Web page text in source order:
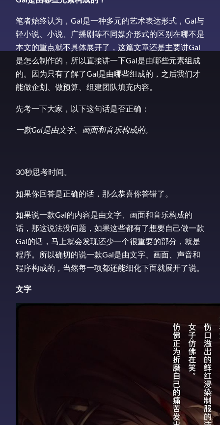
笔者始终认为，Gal是一种多元的艺术表达形式，Gal与
轻小说、小说、广播剧等不同媒介形式的区别在哪不是
本文的重点就不具体展开了，这篇文章还是主要讲Gal
是怎么制作的，所以直接讲一下Gal是由哪些元素组成
的。因为只有了解了Gal是由哪些组成的，之后我们才
能做企划、做预算、组建团队填充内容。
先考一下大家，以下这句话是否正确：
一款Gal是由文字、画面和音乐构成的。
30秒思考时间。
如果你回答是正确的话，那么恭喜你答错了。
如果说一款Gal的内容是由文字、画面和音乐构成的
话，那这说法没问题，如果这些都有了想要自己做一款
Gal的话，马上就会发现还少一个很重要的部分，就是
程序。所以确切的说一款Gal是由文字、画面、声音和
程序构成的，当然每一项都还能细化下面就展开了说。
文字